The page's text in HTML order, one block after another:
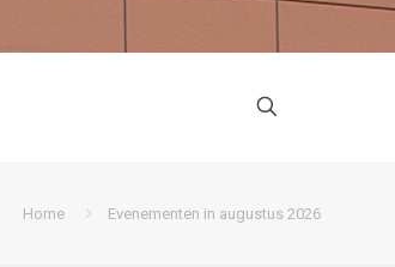
Home Evenementen in augustus 2026